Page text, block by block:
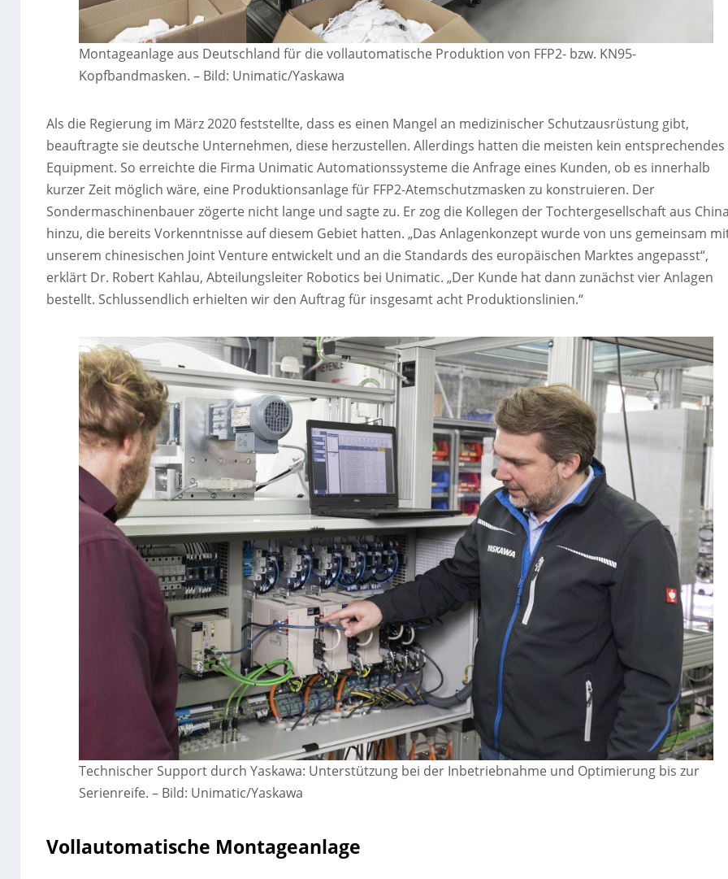
Montageanlage aus Deutschland für die vollautomatische Produktion von FFP2- bzw. KN95-
Kopfbandmasken. – Bild: Unimatic/Yaskawa
Als die Regierung im März 2020 feststellte, dass es einen Mangel an medizinischer Schutzausrüstung gibt,
beauftragte sie deutsche Unternehmen, diese herzustellen. Allerdings hatten die meisten kein entsprechendes
Equipment. So erreichte die Firma Unimatic Automationssysteme die Anfrage eines Kunden, ob es innerhalb
kurzer Zeit möglich wäre, eine Produktionsanlage für FFP2-Atemschutzmasken zu konstruieren. Der
Sondermaschinenbauer zögerte nicht lange und sagte zu. Er zog die Kollegen der Tochtergesellschaft aus China
hinzu, die bereits Vorkenntnisse auf diesem Gebiet hatten. „Das Anlagenkonzept wurde von uns gemeinsam
unserem chinesischen Joint Venture entwickelt und an die Standards des europäischen Marktes angepasst“,
erklärt Dr. Robert Kahlau, Abteilungsleiter Robotics bei Unimatic. „Der Kunde hat dann zunächst vier Anlagen
bestellt. Schlussendlich erhielten wir den Auftrag für insgesamt acht Produktionslinien.“
Technischer Support durch Yaskawa: Unterstützung bei der Inbetriebnahme und Optimierung bis zur
Serienreife. – Bild: Unimatic/Yaskawa
Vollautomatische Montageanlage